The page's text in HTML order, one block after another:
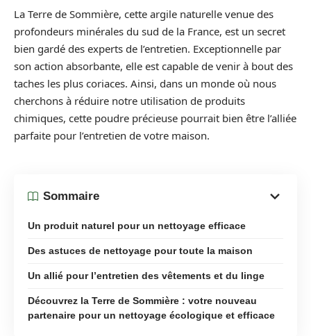
La Terre de Sommière, cette argile naturelle venue des
profondeurs minérales du sud de la France, est un secret
bien gardé des experts de l’entretien. Exceptionnelle par
son action absorbante, elle est capable de venir à bout des
taches les plus coriaces. Ainsi, dans un monde où nous
cherchons à réduire notre utilisation de produits
chimiques, cette poudre précieuse pourrait bien être l’alliée
parfaite pour l’entretien de votre maison.
Sommaire
Un produit naturel pour un nettoyage efficace
Des astuces de nettoyage pour toute la maison
Un allié pour l’entretien des vêtements et du linge
Découvrez la Terre de Sommière : votre nouveau
partenaire pour un nettoyage écologique et efficace